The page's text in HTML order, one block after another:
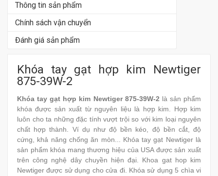
Thông tin sản phẩm
Chính sách vận chuyển
Đánh giá sản phẩm
Khóa tay gạt hợp kim Newtiger
875-39W-2
Khóa tay gạt hợp kim Newtiger 875-39W-2 là sản phẩm
khóa được sản xuất từ nguyên liệu là hợp kim. Hợp kim
luôn cho ta những đặc tính vượt trội so với kim loại nguyên
chất hợp thành. Ví dụ như độ bền kéo, độ bền cắt, độ
cứng, khả năng chống ăn mòn... Khóa tay gạt Newtiger là
sản phẩm khóa mang thương hiệu của USA được sản xuất
trên công nghệ dây chuyền hiện đại. Khoa gat hop kim
Newtiger được sử dụng cho cửa đi. Khóa sử dụng 5 chìa vi